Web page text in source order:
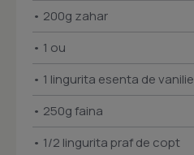
• 200g zahar
• 1 ou
• 1 lingurita esenta de vanilie
• 250g faina
• 1/2 lingurita praf de copt